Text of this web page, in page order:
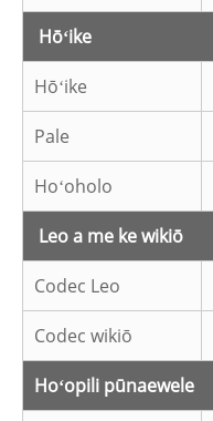
Hōʻike
Hōʻike
Pale
Hoʻoholo
Leo a me ke wikiō
Codec Leo
Codec wikiō
Hoʻopili pūnaewele